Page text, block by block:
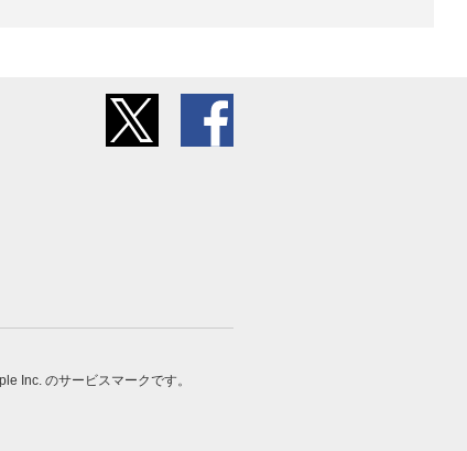
Inc. のサービスマークです。